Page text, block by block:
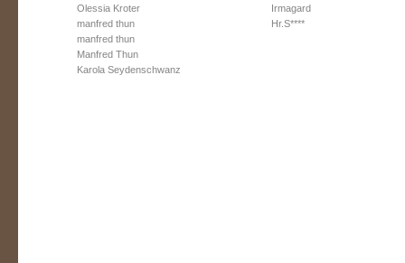
Olessia Kroter
manfred thun
manfred thun
Manfred Thun
Karola Seydenschwanz
Irmagard
Hr.S****